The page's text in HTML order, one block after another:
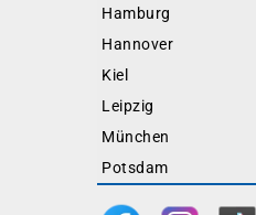
Hamburg
Hannover
Kiel
Leipzig
München
Potsdam